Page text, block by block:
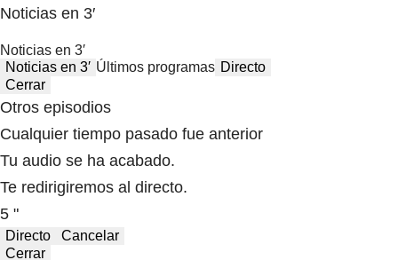
Noticias en 3′
Noticias en 3′
Noticias en 3′ Últimos programas Directo
Cerrar
Otros episodios
Cualquier tiempo pasado fue anterior
Tu audio se ha acabado.
Te redirigiremos al directo.
5 "
Directo
Cancelar
Cerrar